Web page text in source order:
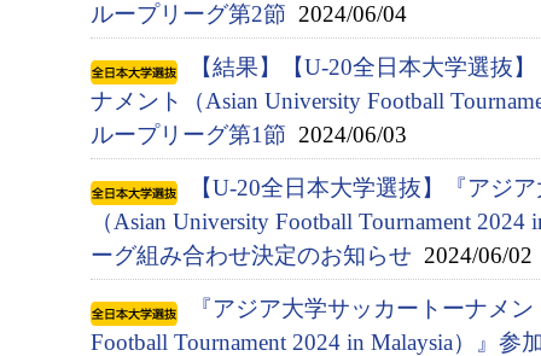
ループリーグ第2節 2024/06/04
【結果】【U-20全日本大学選抜
ナメント（Asian University Football
ループリーグ第1節 2024/06/03
【U-20全日本大学選抜】『アジ
（Asian University Football Tournament
ーグ組み合わせ決定のお知らせ 2024/06/02
『アジア⼤学サッカートーナメ
Football Tournament 2024 in Malaysia）』